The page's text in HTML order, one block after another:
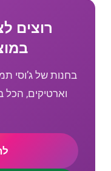
רוצים
בחנות של ג’וסי
וארטיקים, הכל